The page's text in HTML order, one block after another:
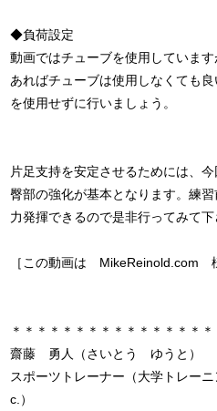
◆負荷設定
動画ではチューブを使用していま
あればチューブは使用しなくても
を使用せずに行いましょう。
片足支持を安定させるためには、
臀部の強化が基本となります。練
力発揮できるので是非行ってみて下
［この動画は MikeReinold.com
＊＊＊＊＊＊＊＊＊＊＊＊＊＊＊＊
齋藤 勇人（さいとう ゆうと）
スポーツトレーナー（大学トレー
c.）